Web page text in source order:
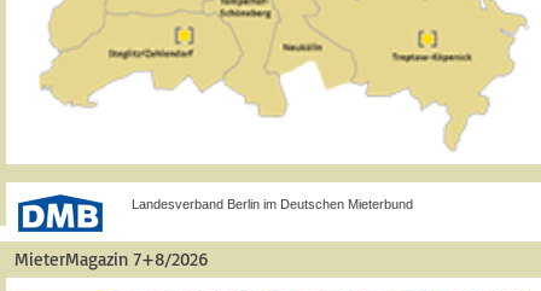
Landesverband Berlin im Deutschen Mieterbund
MieterMagazin 7+8/2026